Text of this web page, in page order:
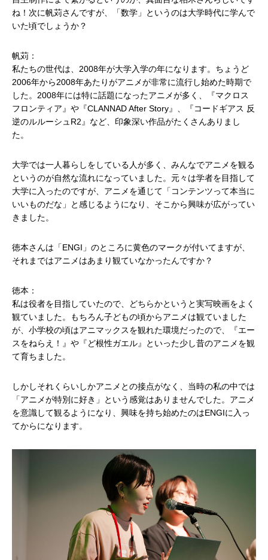
ね！次に帆苅さんですが、「数学」というのは大学時代に学んで
いた頃でしょうか？
帆苅：
私たちの世代は、2008年が大学入学の年になります。ちょうど
2006年から2008年あたりがアニメが非常に流行し始めた時期で
した。2008年には特に話題になったアニメが多く、『マクロス
フロンティア』や『CLANNAD After Story』、『コードギアス 反
逆のルルーシュR2』など、印象深い作品がたくさんありまし
た。
大学では一人暮らしをしている人が多く、みんなでアニメを観る
というのが自然な流れになっていました。元々は学者を目指して
大学に入ったのですが、アニメを通じて「コンテンツって本当に
いいものだな」と感じるようになり、そこから興味が広がってい
きました。
徳本さんは「ENGI」のところに黄色のマークが付いてますが、
それまではアニメはあまり観ていなかったんですか？
徳本：
私は役者を目指していたので、どちらかというと実写映画をよく
観ていました。もちろん子どもの頃からアニメは観ていました
が、小学校の頃はアニマックスを観れた環境だったので、『エー
スをねらえ！』や『ど根性ガエル』といった少し昔のアニメを観
て育ちました。
しかしそれくらいしかアニメとの接点がなく、当時の私の中では
「アニメが特別に好き」という感覚はありませんでした。アニメ
を意識して観るようになり、興味を持ち始めたのはENGIに入っ
てからになります。